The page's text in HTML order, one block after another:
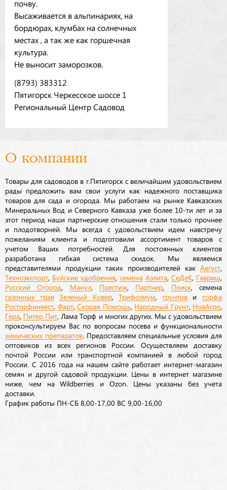
почву.
Высаживается в альпинариях, на
бордюрах, клумбах на солнечных
местах , а так же как горшечная
культура.
Не выносит заморозков.
(8793) 383312
Пятигорск Черкесское шоссе 1
Региональный Центр Садовод
О компании
Товары для садоводов в г.Пятигорск с величайшим удовольствием
рады предложить вам свои услуги как надежного поставщика
товаров для сада и огорода. Мы работаем на рынке Кавказских
Минеральных Вод и Северного Кавказа уже более 10-ти лет и за
этот период наши партнерские отношения стали только прочнее
и плодотворней. Мы всегда с удовольствием идем навстречу
пожеланиям клиента и подготовили ассортимент товаров с
учетом Ваших потребностей. Для постоянных клиентов
разработана гибкая система скидок. Мы являемся
представителями продукции таких производителей как Август
Техноэкспорт Буйские удобрения семена Аэлита, СеДеК Гавриш
Русский Огород Манул, Престиж Партнер Поиск, семена
газонных трав Зеленый Ковер,Трифолиум грунтовиторфа
Росторфинвест Фарт, Скорая Помощь Народный Грунт, НовАгро
Гера Питер Пит , Лама Торф и многих других. Мы с удовольствием
проконсультируем Вас по вопросам посева и функциональности
химических препаратов. Предоставляем специальные условия для
оптовиков из всех регионов России. Осуществляем доставку
почтой России или транспортной компанией в любой город
России. С 2016 года на нашем сайте работает интернет-магазин
семян и другой садовой продукции. Цены в интернет магазине
ниже, чем на Wildberries и Ozon. Цены указаны без учета
доставки.
График работы ПН-СБ 8,00-17,00 ВС 9,00-16,00